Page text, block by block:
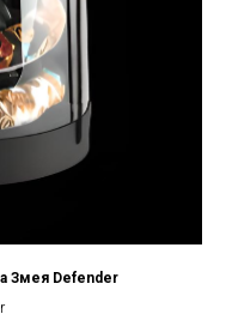
Змея Defender